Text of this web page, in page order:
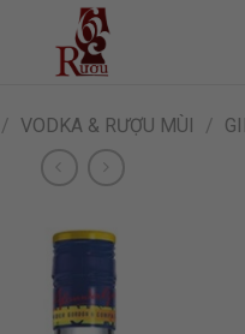
/ VODKA & RƯỢU MÙI /